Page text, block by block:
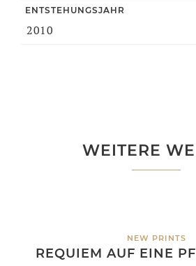
ENTSTEHUNGSJAHR
2010
WEITERE
NEW PRINTS
REQUIEM AUF EINE